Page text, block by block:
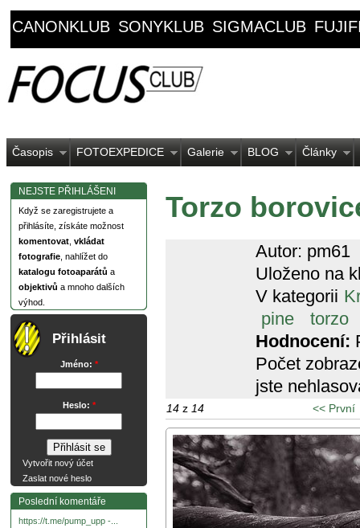
CANONKLUB SONYKLUB SIGMACLUB
Časopis FOTOEXPEDICE Galerie BLOG Články
NEJSTE PŘIHLÁŠENI
Když se zaregistrujete a
přihlásíte, získáte možnost
komentovat vkládat
fotografie , nahlížet do
katalogu fotoaparátů a
objektivů a mnoho dalších
výhod.
Přihlásit
Jméno: *
Heslo: *
Vytvořit nový účet
Zaslat nové heslo
Poslední komentáře
https://t.me/pump_upp -...
Torzo
Autor: pm61
Uloženo na
V kategorii
pine
torzo
Hodnocení:
Počet
jste
14 z 14 << První